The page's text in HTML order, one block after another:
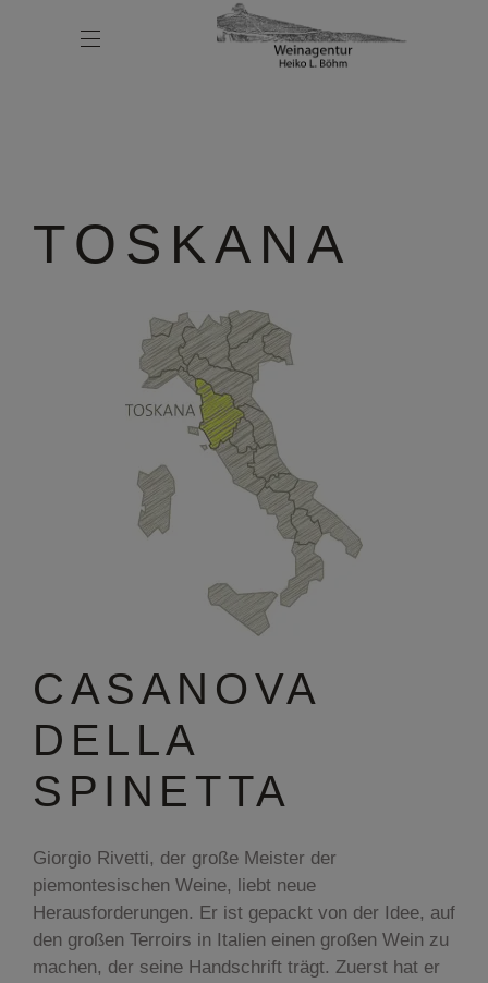
TOSKANA
CASANOVA
DELLA
SPINETTA
Giorgio Rivetti, der große Meister der
piemontesischen Weine, liebt neue
Herausforderungen. Er ist gepackt von der Idee, auf
den großen Terroirs in Italien einen großen Wein zu
machen, der seine Handschrift trägt. Zuerst hat er